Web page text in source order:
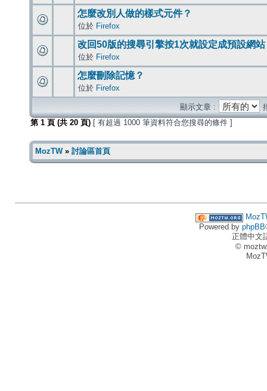
怎麼改別人做的樣式元件？
位於 Firefox
改回50版的搜尋引擎按1次就設定成預設網站
位於 Firefox
怎麼刪除記憶？
位於 Firefox
顯示文章 :
第 1 頁 (共 20 頁) [ 有超過 1000 筆資料符合您搜尋的條件 ]
MozTW» 討論區首頁
Powered by phpBB
正體中文
©